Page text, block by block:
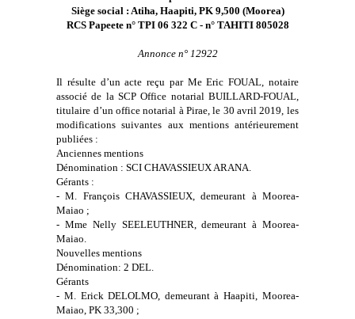
Siège social : Atiha, Haapiti, PK 9,500 (Moorea)
RCS Papeete n° TPI 06 322 C - n° TAHITI 805028
Annonce n° 12922
Il résulte d’un acte reçu par Me Eric FOUAL, notaire
associé de la SCP Office notarial BUILLARD-FOUAL,
titulaire d’un office notarial à Pirae, le 30 avril 2019, les
modifications suivantes aux mentions antérieurement
publiées :
Anciennes mentions
Dénomination : SCI CHAVASSIEUX ARANA.
Gérants :
- M. François CHAVASSIEUX, demeurant à Moorea-
Maiao ;
- Mme Nelly SEELEUTHNER, demeurant à Moorea-
Maiao.
Nouvelles mentions
Dénomination: 2 DEL.
Gérants
- M. Erick DELOLMO, demeurant à Haapiti, Moorea-
Maiao, PK 33,300 ;